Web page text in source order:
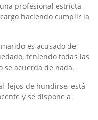
profesional estricta,
haciendo cumplir la
es acusado de
teniendo todas las
se acuerda de nada.
lejos de hundirse, está
y se dispone a